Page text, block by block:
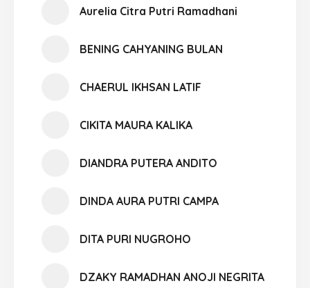
Aurelia Citra Putri Ramadhani
BENING CAHYANING BULAN
CHAERUL IKHSAN LATIF
CIKITA MAURA KALIKA
DIANDRA PUTERA ANDITO
DINDA AURA PUTRI CAMPA
DITA PURI NUGROHO
DZAKY RAMADHAN ANOJI NEGRITA